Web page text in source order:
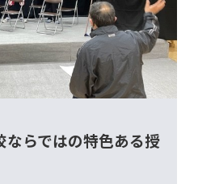
ならではの特色ある授